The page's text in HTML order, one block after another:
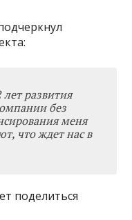
развития
без
меня
что ждет нас в
поделиться